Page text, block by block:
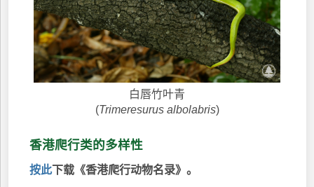
白唇竹叶青
(Trimeresurus albolabris)
香港爬行类的多样性
按此下载《香港爬行动物名录》。